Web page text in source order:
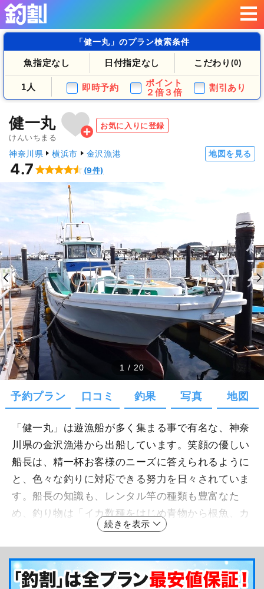
「健一丸」のプラン検索条件
魚指定なし 日付指定なし こだわり (0)
1人 即時予約
ポイント
２倍３倍
割引あり
健一丸
けんいちまる
お気に入りに登録
神奈川県 横浜市 金沢漁港 地図を見る
4.7 (9件)
1 / 20
予約プラン 口コミ 釣果 写真 地図
「健一丸」は遊漁船が多く集まる事で有名な、神奈
川県の金沢漁港から出船しています。笑顔の優しい
船長は、精一杯お客様のニーズに答えられるように
と、色々な釣りに対応できる努力を日々されていま
す。船長の知識も、レンタル竿の種類も豊富なた
め、釣り物は「イカ数種をはじめ青物から根魚、カ
ワハギ、シロギス、イシモチまで」と本当に多様で
す。そんな努力家で優しい、オールマイティー船長
がいる「健一丸」ですので、仲の良いお仲間同士で
出かければ、更に充実した釣りとなること間違いな
続きを表示